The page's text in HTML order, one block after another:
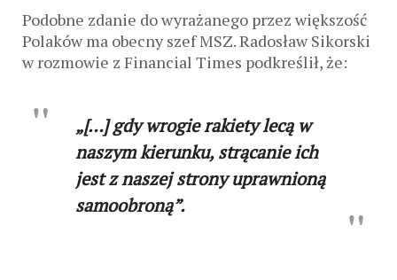
Podobne zdanie do wyrażanego przez większość
Polaków ma obecny szef MSZ. Radosław Sikorski
w rozmowie z Financial Times podkreślił, że:
„[…] gdy wrogie rakiety lecą w
naszym kierunku, strącanie ich
jest z naszej strony uprawnioną
samoobroną”.